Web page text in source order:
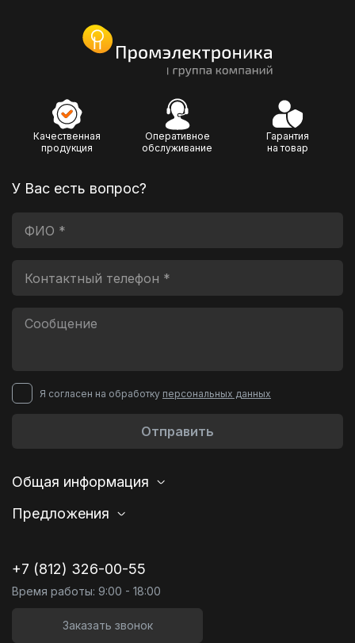
Качественная
продукция
Оперативное
обслуживание
Гарантия
на товар
У Вас есть вопрос?
Я согласен на обработку персональных данных
Отправить
Общая информация
Предложения
+7 (812) 326-00-55
Время работы: 9:00 - 18:00
Заказать звонок